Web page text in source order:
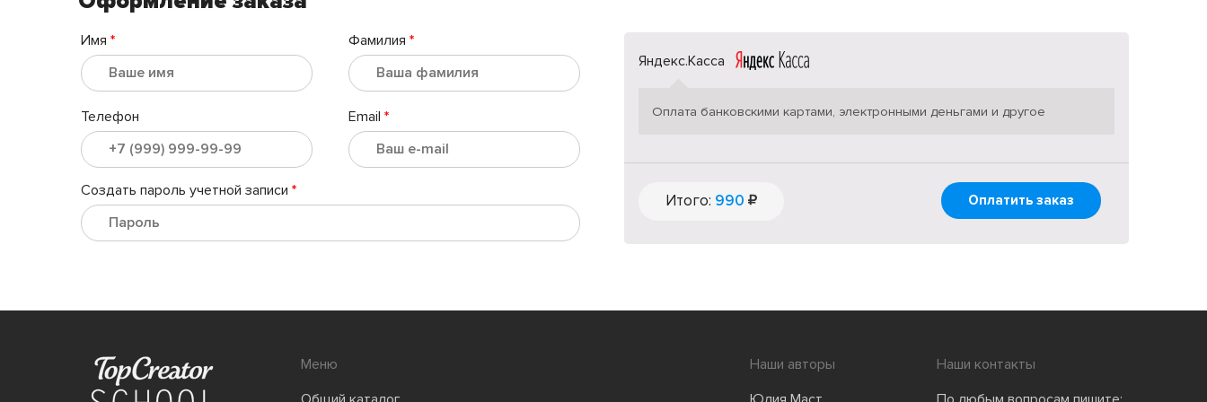
Имя * Фамилия *
Телефон Email *
Создать пароль учетной записи *
Яндекс.Касса
Оплата банковскими картами, электронными деньгами и другое
Итого: 990 Оплатить заказ
Меню
Наши авторы
Наши контакты